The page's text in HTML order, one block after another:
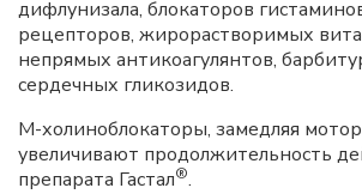
дифлунизала, блокаторов
рецепторов, жирорастворимых
непрямых антикоагулянтов,
сердечных гликозидов.
М-холиноблокаторы, замедляя
увеличивают продолжительность
препарата Гастал®.